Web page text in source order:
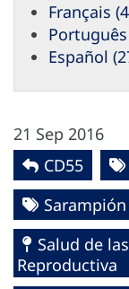
Français
Español
21 Sep 2016
CD55
Sarampión
Salud de
Reproductiva